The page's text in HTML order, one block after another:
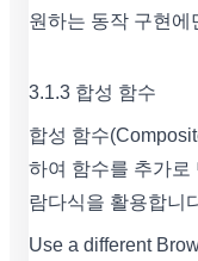
원하는 동작 구현에
3.1.3 합성 함수
합성 함수
하여 함수를 추가로
람다식을 활용합니
Use a different